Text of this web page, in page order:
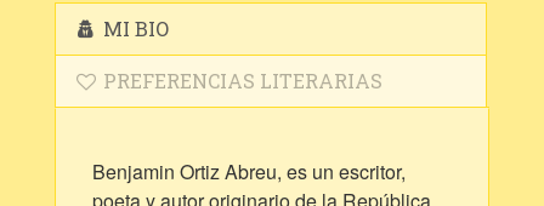
MI BIO
PREFERENCIAS LITERARIAS
Benjamin Ortiz Abreu, es un escritor,